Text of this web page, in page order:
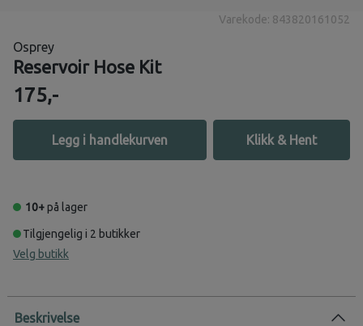
Varekode: 843820161052
Osprey
Reservoir Hose Kit
175,-
Legg i handlekurven Klikk & Hent
10+på lager
Tilgjengelig i 2 butikker
Velg butikk
Beskrivelse